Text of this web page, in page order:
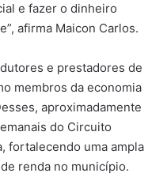
e fazer o dinheiro
afirma Maicon Carlos.
e prestadores de
membros da economia
aproximadamente
do Circuito
fortalecendo uma ampla
renda no município.